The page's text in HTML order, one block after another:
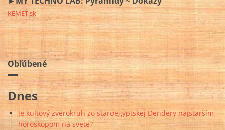
KEMET.sk
Obľúbené
Dnes
Je kultový zverokruh zo staroegyptskej Dendery najstarším
horoskopom na svete?